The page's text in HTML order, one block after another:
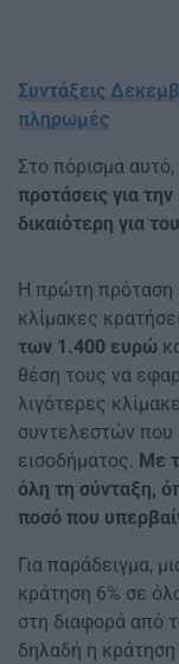
Συντάξεις
πληρωμές
Στο πόρισμα αυτό,
προτάσεις για
δικαιότερη για
Η πρώτη πρόταση
κλίμακες
των 1.400 ευρώ
θέση τους να
λιγότερες
συντελεστών που
εισοδήματος. Με
όλη τη σύνταξη,
ποσό που
Για παράδειγμα,
κράτηση 6% σε
στη διαφορά από
δηλαδή η